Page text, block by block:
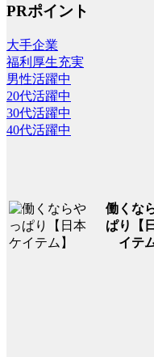
PRポイント
大手企業
福利厚生充実
男性活躍中
20代活躍中
30代活躍中
40代活躍中
働くな
ぱり【
イテ